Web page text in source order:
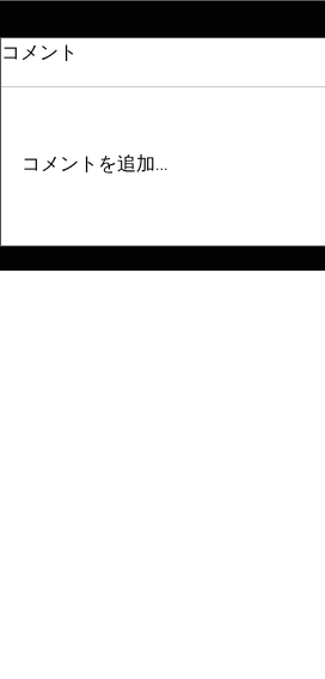
コメント
コメントを追加…